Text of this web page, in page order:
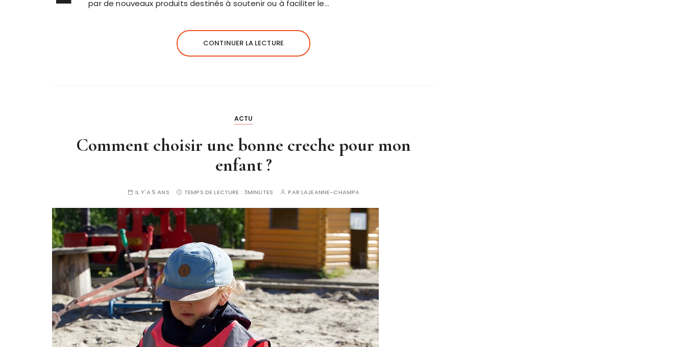
par de nouveaux produits destinés à soutenir ou à faciliter le…
CONTINUER LA LECTURE
ACTU
Comment choisir une bonne creche pour mon
enfant ?
IL Y'A 5 ANS TEMPS DE LECTURE : 3MINUTES PAR LAJEANNE-CHAMPA